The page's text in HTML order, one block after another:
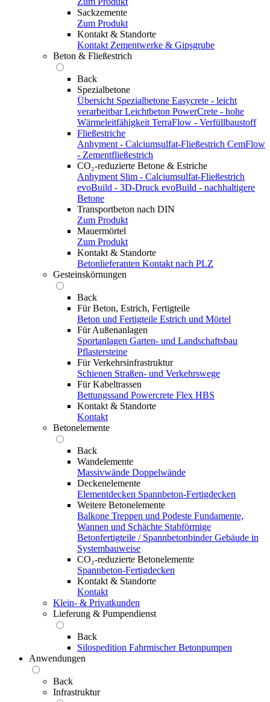
Sackzemente
Zum Produkt
Kontakt & Standorte
Kontakt Zementwerke & Gipsgrube
Beton & Fließestrich
Back
Spezialbetone
Übersicht Spezialbetone Easycrete - leicht
verarbeitbar Leichtbeton PowerCrete - hohe
Wärmeleitfähigkeit TerraFlow - Verfüllbaustoff
Fließestriche
Anhyment - Calciumsulfat-Fließestrich CemFlow
- Zementfließestrich
CO₂-reduzierte Betone & Estriche
Anhyment Slim - Calciumsulfat-Fließestrich
evoBuild - 3D-Druck evoBuild - nachhaltigere
Betone
Transportbeton nach DIN
Zum Produkt
Mauermörtel
Zum Produkt
Kontakt & Standorte
Betonlieferanten Kontakt nach PLZ
Gesteinskörnungen
Back
Für Beton, Estrich, Fertigteile
Beton und Fertigteile Estrich und Mörtel
Für Außenanlagen
Sportanlagen Garten- und Landschaftsbau
Pflastersteine
Für Verkehrsinfrastruktur
Schienen Straßen- und Verkehrswege
Für Kabeltrassen
Bettungssand Powercrete Flex HBS
Kontakt & Standorte
Kontakt
Betonelemente
Back
Wandelemente
Massivwände Doppelwände
Deckenelemente
Elementdecken Spannbeton-Fertigdecken
Weitere Betonelemente
Balkone Treppen und Podeste Fundamente,
Wannen und Schächte Stabförmige
Betonfertigteile / Spannbetonbinder Gebäude in
Systembauweise
CO₂-reduzierte Betonelemente
Spannbeton-Fertigdecken
Kontakt & Standorte
Kontakt
Klein- & Privatkunden
Lieferung & Pumpendienst
Back
Silospedition Fahrmischer Betonpumpen
Anwendungen
Back
Infrastruktur